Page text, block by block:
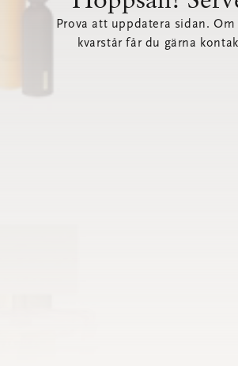
Prova att uppdatera sidan.
kvarstår får du gärna